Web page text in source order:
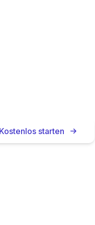
Sie sich
direkt beim
Kostenlos starten